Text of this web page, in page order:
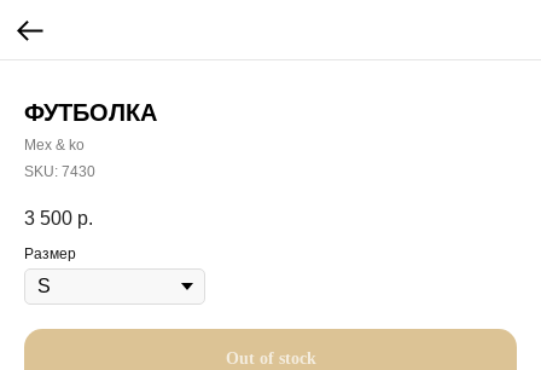
ФУТБОЛКА
Mex & ko
SKU: 7430
3 500 р.
Размер
Out of stock